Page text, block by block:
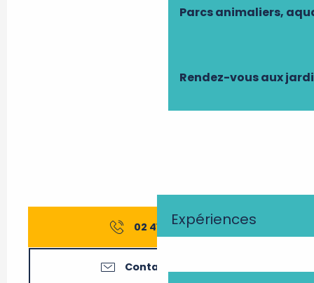
Parcs animaliers,
Rendez-vous aux
Expériences
02 41 51 73▒▒
Contactez-nous